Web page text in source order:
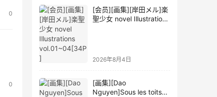
0
0
[会员][画集][岸田メル]楽
聖少女 novel Illustrations
2026年8月4日
[画集][Dao
Nguyen]Sous les toits